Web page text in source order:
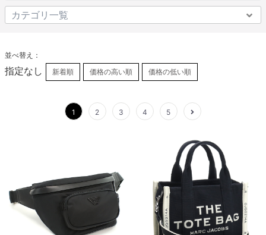
並べ替え：
指定なし 新着順 価格の高い順 価格の低い順
1 2 3 4 5